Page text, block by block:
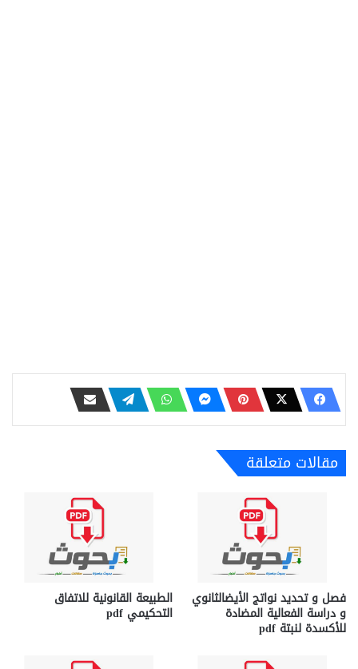
مقالات متعلقة
فصل و تحدید نواتج الأیضالثانوي
و دراسة الفعالیة المضادة
للأكسدة لنبتة pdf
الطبيعة القانونية للاتفاق
التحكيمي pdf